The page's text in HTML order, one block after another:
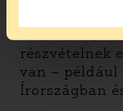
a döntések
részvételnek
van – például
Írországban